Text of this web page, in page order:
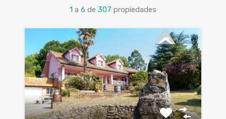
1 a 6 de 307 propiedades